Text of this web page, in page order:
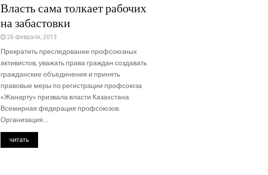
Власть сама толкает рабочих
на забастовки
26 февраля, 2013
Прекратить преследование профсоюзных
активистов, уважать права граждан создавать
гражданские объединения и принять
правовые меры по регистрации профсоюза
«Жанарту» призвала власти Казахстана
Всемирная федерация профсоюзов.
Организация...
читать